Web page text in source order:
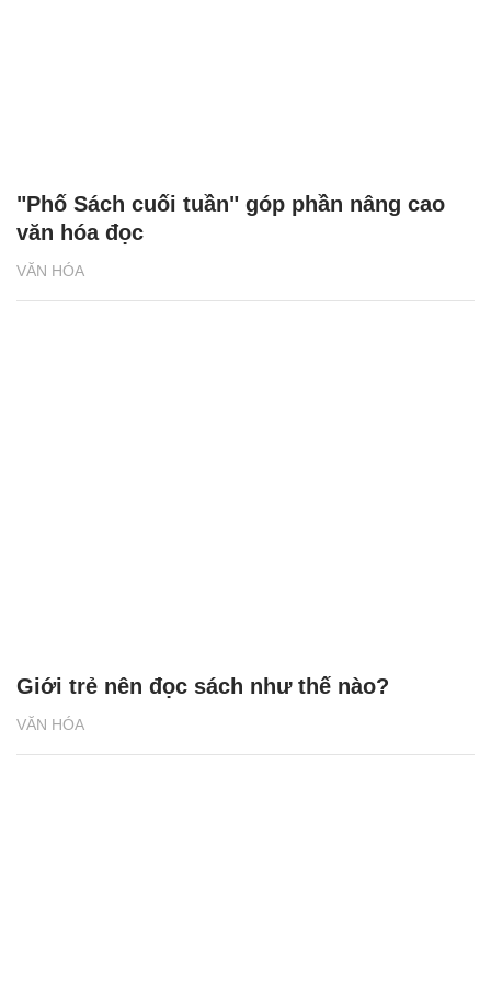
VĂN HÓA
"Phố Sách cuối tuần" góp phần nâng cao
văn hóa đọc
VĂN HÓA
Giới trẻ nên đọc sách như thế nào?